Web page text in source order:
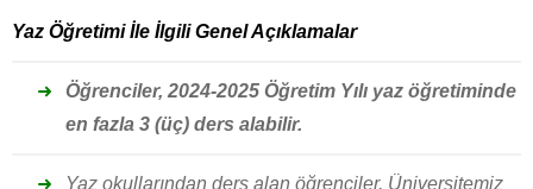
Yaz Öğretimi İle İlgili Genel Açıklamalar
Öğrenciler, 2024-2025 Öğretim Yılı yaz öğretiminde
en fazla 3 (üç) ders alabilir.
Yaz okullarından ders alan öğrenciler, Üniversitemiz